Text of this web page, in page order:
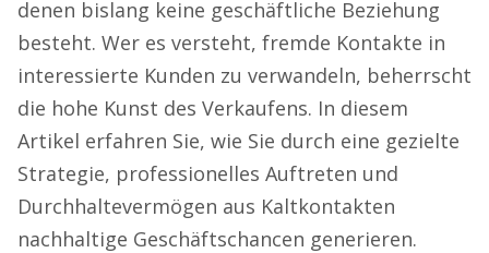
denen bislang keine geschäftliche Beziehung
besteht. Wer es versteht, fremde Kontakte in
interessierte Kunden zu verwandeln, beherrscht
die hohe Kunst des Verkaufens. In diesem
Artikel erfahren Sie, wie Sie durch eine gezielte
Strategie, professionelles Auftreten und
Durchhaltevermögen aus Kaltkontakten
nachhaltige Geschäftschancen generieren.